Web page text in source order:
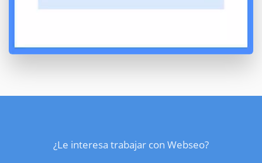
¿Le interesa trabajar con Webseo?